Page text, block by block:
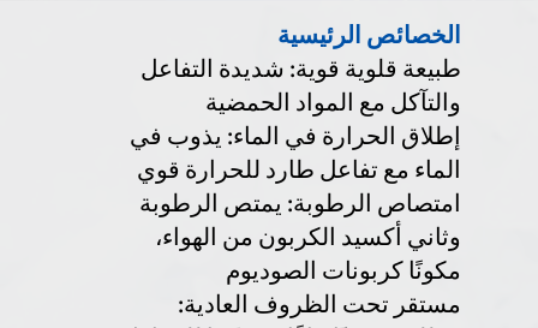
الخصائص الرئيسية
طبيعة قلوية قوية: شديدة التفاعل
والتآكل مع المواد الحمضية
إطلاق الحرارة في الماء: يذوب في
الماء مع تفاعل طارد للحرارة قوي
امتصاص الرطوبة: يمتص الرطوبة
وثاني أكسيد الكربون من الهواء،
مكونًا كربونات الصوديوم
مستقر تحت الظروف العادية: